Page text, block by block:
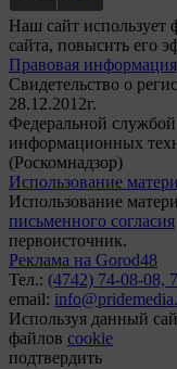
Наш сайт использует
сайта, повысить его
Правовая информация
Свидетельство о
28.12.2012г.
Федеральной службой
информационных
(Роскомнадзор)
Использование
Использование
письменного согласия
первоисточник.
Реклама на Gorod48
Тел.: (4742) 74-08-08,
email:
Используя данный
файлов cookie
подтвердить